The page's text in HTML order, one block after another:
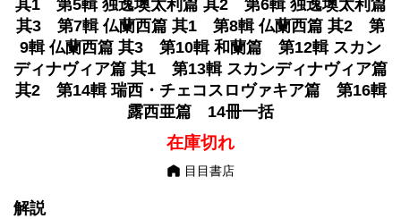
其1 第5輯 独逸墺太利篇 其2 第6輯 独逸墺太利篇
其3 第7輯 仏蘭西篇 其1 第8輯 仏蘭西篇 其2 第
9輯 仏蘭西篇 其3 第10輯 和蘭篇 第12輯 スカン
ディナヴィア篇 其1 第13輯 スカンディナヴィア篇
其2 第14輯 瑞西・チェコスロヴァキア篇 第16輯
露西亜篇 14冊一括
在庫切れ
目目書店
解説